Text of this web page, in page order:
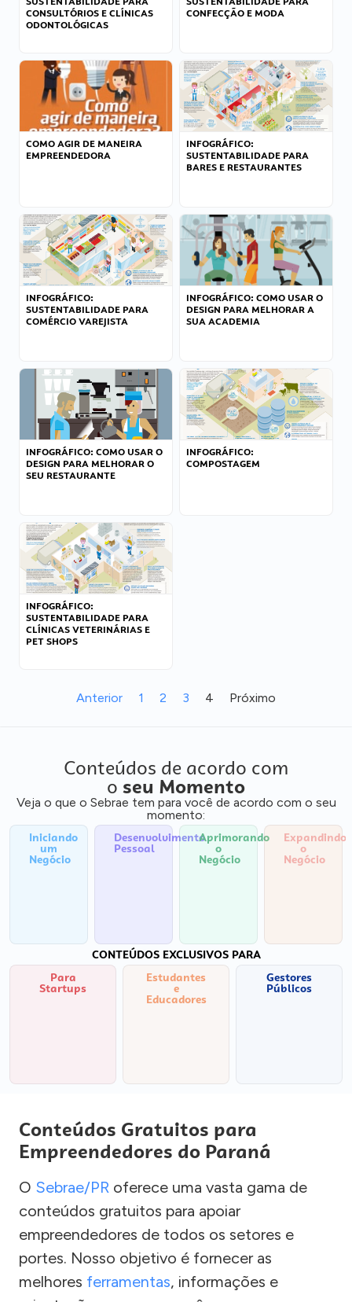
CONSULTÓRIOS E CLÍNICAS
ODONTOLÓGICAS
CONFECÇÃO E MODA
COMO AGIR DE MANEIRA
EMPREENDEDORA
INFOGRÁFICO:
SUSTENTABILIDADE PARA
BARES E RESTAURANTES
INFOGRÁFICO:
SUSTENTABILIDADE PARA
COMÉRCIO VAREJISTA
INFOGRÁFICO: COMO USAR O
DESIGN PARA MELHORAR A
SUA ACADEMIA
INFOGRÁFICO: COMO USAR O
DESIGN PARA MELHORAR O
SEU RESTAURANTE
INFOGRÁFICO:
COMPOSTAGEM
INFOGRÁFICO:
SUSTENTABILIDADE PARA
CLÍNICAS VETERINÁRIAS E
PET SHOPS
Anterior 1 2 3 4 Próximo
Conteúdos de acordo com
o seu Momento
Veja o que o Sebrae tem para você de acordo com o seu
momento:
Iniciando
um
Negócio
Desenvolvimento
Pessoal
Aprimorando
o
Negócio
Expandindo
o
Negócio
CONTEÚDOS EXCLUSIVOS PARA
Para
Startups
Estudantes
e
Educadores
Gestores
Públicos
Conteúdos Gratuitos para
Empreendedores do Paraná
O Sebrae/PR oferece uma vasta gama de
conteúdos gratuitos para apoiar
empreendedores de todos os setores e
portes. Nosso objetivo é fornecer as
melhores ferramentas, informações e